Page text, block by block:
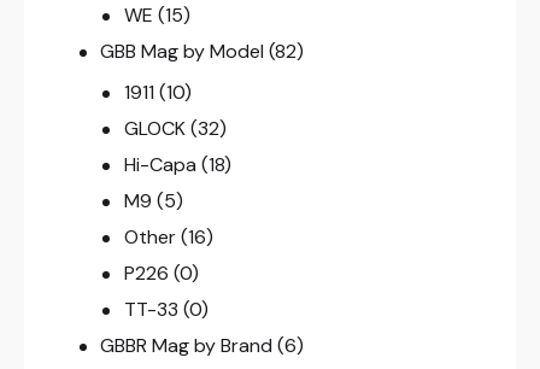
WE (15)
GBB Mag by Model (82)
1911 (10)
GLOCK (32)
Hi-Capa (18)
M9 (5)
Other (16)
P226 (0)
TT-33 (0)
GBBR Mag by Brand (6)